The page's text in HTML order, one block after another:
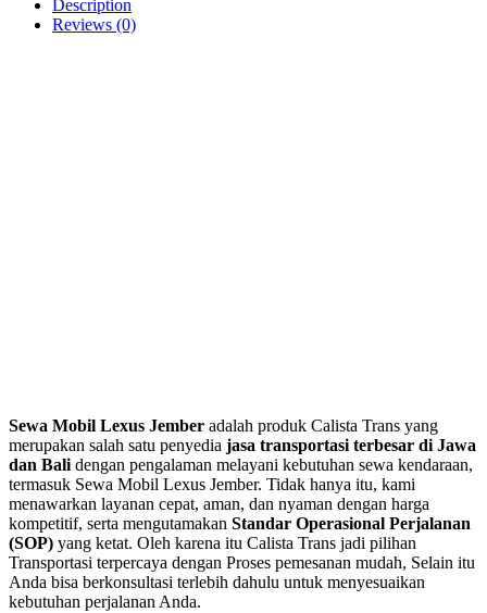
Description
Reviews (0)
Sewa Mobil Lexus Jember adalah produk Calista Trans yang
merupakan salah satu penyedia jasa transportasi terbesar di Jawa
dan Balidengan pengalaman melayani kebutuhan sewa kendaraan,
termasuk Sewa Mobil Lexus Jember. Tidak hanya itu, kami
menawarkan layanan cepat, aman, dan nyaman dengan harga
kompetitif, serta mengutamakan Standar Operasional Perjalanan
(SOP) yang ketat. Oleh karena itu Calista Trans jadi pilihan
Transportasi terpercaya dengan Proses pemesanan mudah, Selain itu
Anda bisa berkonsultasi terlebih dahulu untuk menyesuaikan
kebutuhan perjalanan Anda.